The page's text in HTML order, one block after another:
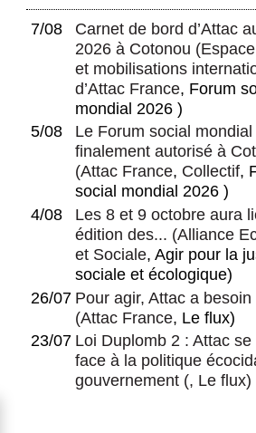
7/08
Carnet de bord d’Attac
2026 à Cotonou (
et mobilisations
d’Attac France, Forum
mondial 2026 )
5/08
Le Forum social
finalement autorisé à
(Attac France, Collectif,
social mondial 2026 )
4/08
Les 8 et 9 octobre aura
édition des... (Alliance
et Sociale, Agir pour la
sociale et écologique)
26/07 Pour agir, Attac a
(Attac France, Le flux)
23/07 Loi Duplomb 2 : Attac
face à la politique
gouvernement (, Le flux)